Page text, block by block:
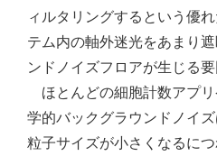
ィルタリングするという優
テム内の軸外迷光をあまり
ンドノイズフロアが生じる要
ほとんどの細胞計数アプ
学的バックグラウンドノイ
粒子サイズが小さくなるに